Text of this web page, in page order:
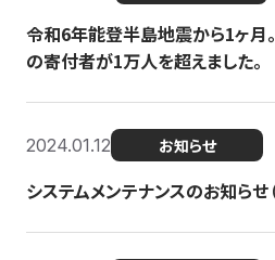
令和6年能登半島地震から1ヶ月
の寄付者が1万人を超えました。
2024.01.12 お知らせ
システムメンテナンスのお知らせ